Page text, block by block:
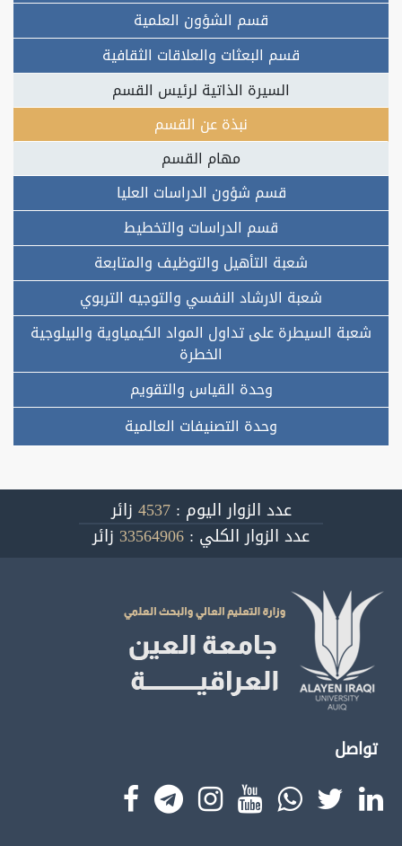
قسم الشؤون العلمية
قسم البعثات والعلاقات الثقافية
السيرة الذاتية لرئيس القسم
نبذة عن القسم
مهام القسم
قسم شؤون الدراسات العليا
قسم الدراسات والتخطيط
شعبة التأهيل والتوظيف والمتابعة
شعبة الارشاد النفسي والتوجيه التربوي
شعبة السيطرة على تداول المواد الكيمياوية والبيلوجية
الخطرة
وحدة القياس والتقويم
وحدة التصنيفات العالمية
عدد الزوار اليوم :4537 زائر
عدد الزوار الكلي : 33564906 زائر
تواصل